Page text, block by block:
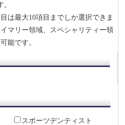
は最大10項目までしか選択できま
マリー領域、スペシャリティー領
能です。
スポーツデンティスト